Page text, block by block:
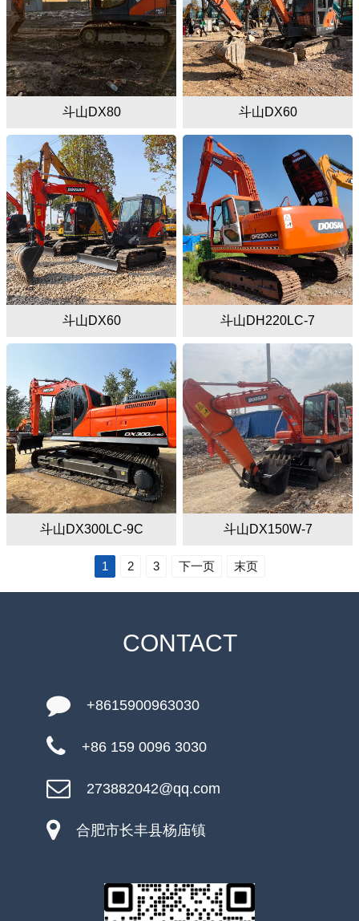
斗山DX80 斗山DX60
斗山DX60 斗山DH220LC-7
斗山DX300LC-9C 斗山DX150W-7
1 2 3 下一页 末页
CONTACT
+8615900963030
+86 159 0096 3030
273882042@qq.com
合肥市长丰县杨庙镇